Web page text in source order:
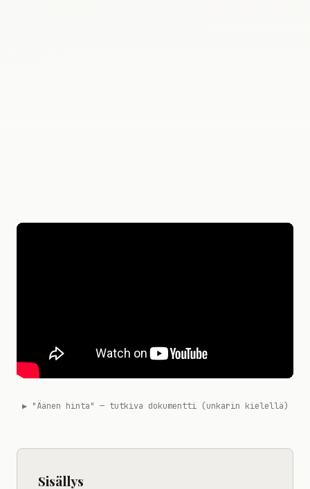
▶ "Äänen hinta" — tutkiva dokumentti (unkarin kielellä)
Sisällys